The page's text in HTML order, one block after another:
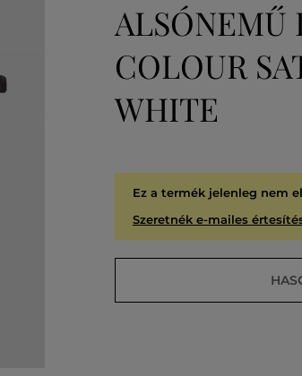
ALSÓNEMŰ
COLOUR
WHITE
Ez a termék jelenleg nem
Szeretnék e-mailes